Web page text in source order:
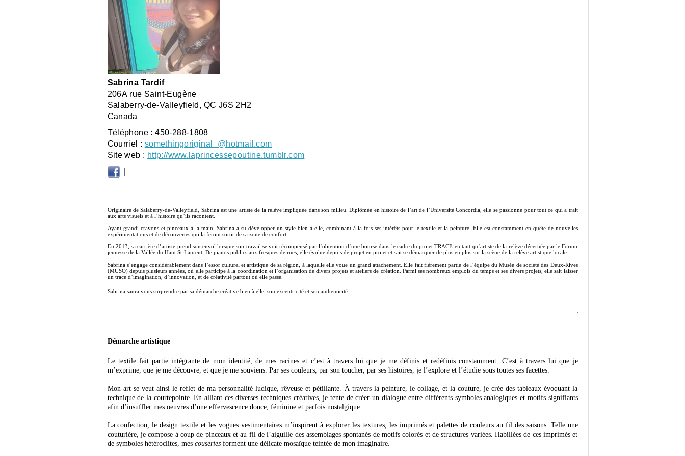
Sabrina Tardif
206A rue Saint-Eugène
Salaberry-de-Valleyfield , QC J6S 2H2
Canada
Téléphone :450-288-1808
Courriel : somethingoriginal_@hotmail.com
Site web : http://www.laprincessepoutine.tumblr.com
Originaire de Salaberry-de-Valleyfield, Sabrina est une artiste de la relève impliquée dans son milieu. Diplômée en histoire de l’art de l’Université Concordia, elle se passionne pour tout ce qui a trait
aux arts visuels et à l’histoire qu’ils racontent.
Ayant grandi crayons et pinceaux à la main, Sabrina a su développer un style bien à elle, combinant à la fois ses intérêts pour le textile et la peinture. Elle est constamment en quête de nouvelles
expérimentations et de découvertes qui la feront sortir de sa zone de confort.
En 2013, sa carrière d’artiste prend son envol lorsque son travail se voit récompensé par l’obtention d’une bourse dans le cadre du projet TRACE en tant qu’artiste de la relève décernée par le Forum
jeunesse de la Vallée du Haut St-Laurent. De pianos publics aux fresques de rues, elle évolue depuis de projet en projet et sait se démarquer de plus en plus sur la scène de la relève artistique locale.
Sabrina s’engage considérablement dans l’essor culturel et artistique de sa région, à laquelle elle voue un grand attachement. Elle fait fièrement partie de l’équipe du Musée de société des Deux-Rives
(MUSO) depuis plusieurs années, où elle participe à la coordination et l’organisation de divers projets et ateliers de création. Parmi ses nombreux emplois du temps et ses divers projets, elle sait laisser
un trace d’imagination, d’innovation, et de créativité partout où elle passe.
Sabrina saura vous surprendre par sa démarche créative bien à elle, son excentricité et son authenticité.
Démarche artistique
Le textile fait partie intégrante de mon identité, de mes racines et c’est à travers lui que je me définis et redéfinis constamment. C’est à travers lui que je
m’exprime, que je me découvre, et que je me souviens. Par ses couleurs, par son toucher, par ses histoires, je l’explore et l’étudie sous toutes ses facettes.
Mon art se veut ainsi le reflet de ma personnalité ludique, rêveuse et pétillante. À travers la peinture, le collage, et la couture, je crée des tableaux évoquant la
technique de la courtepointe. En alliant ces diverses techniques créatives, je tente de créer un dialogue entre différents symboles analogiques et motifs signifiants
afin d’insuffler mes oeuvres d’une effervescence douce, féminine et parfois nostalgique.
La confection, le design textile et les vogues vestimentaires m’inspirent à explorer les textures, les imprimés et palettes de couleurs au fil des saisons. Telle une
couturière, je compose à coup de pinceaux et au fil de l’aiguille des assemblages spontanés de motifs colorés et de structures variées. Habillées de ces imprimés et
de symboles hétéroclites, mes couseriesforment une délicate mosaïque teintée de mon imaginaire.